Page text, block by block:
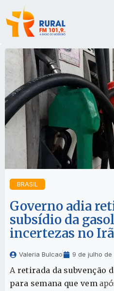
BRASIL
Governo adia
subsídio da
incertezas no Irã
Valeria Bulcao 9 de julho de
A retirada da subvenção
para semana que vem